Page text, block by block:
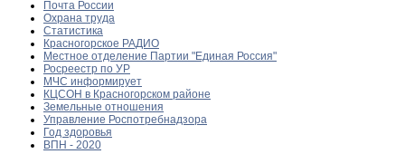
Почта России
Охрана труда
Статистика
Красногорское РАДИО
Местное отделение Партии "Единая Россия"
Росреестр по УР
МЧС информирует
КЦСОН в Красногорском районе
Земельные отношения
Управление Роспотребнадзора
Год здоровья
ВПН - 2020